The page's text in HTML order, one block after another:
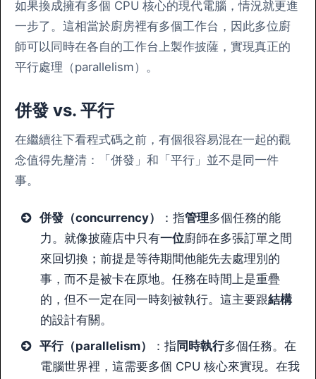
如果換成擁有多個 CPU 核心的現代電腦，情況就更進
一步了。這相當於廚房裡有多個工作台，因此多位廚
師可以同時在各自的工作台上製作披薩，實現真正的
平行處理（parallelism）。
併發 vs. 平行
在繼續往下看程式碼之前，有個很容易混在一起的觀
念值得先釐清：「併發」和「平行」並不是同一件
事。
併發（concurrency） ：指管理多個任務的能
力。就像披薩店中只有一位廚師在多張訂單之間
來回切換；前提是等待期間他能先去處理別的
事，而不是被卡在原地。任務在時間上是重疊
的，但不一定在同一時刻被執行。這主要跟結構
的設計有關。
平行（parallelism）
：指 同時執行多個任務。在
電腦世界裡，這需要多個 CPU 核心來實現。在我